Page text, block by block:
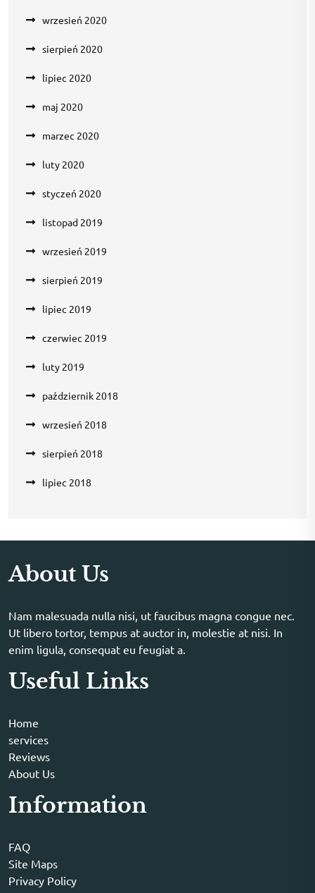
wrzesień 2020
sierpień 2020
lipiec 2020
maj 2020
marzec 2020
luty 2020
styczeń 2020
listopad 2019
wrzesień 2019
sierpień 2019
lipiec 2019
czerwiec 2019
luty 2019
październik 2018
wrzesień 2018
sierpień 2018
lipiec 2018
About Us
Nam malesuada nulla nisi, ut faucibus magna congue nec.
Ut libero tortor, tempus at auctor in, molestie at nisi. In
enim ligula, consequat eu feugiat a.
Useful Links
Home
services
Reviews
About Us
Information
FAQ
Site Maps
Privacy Policy